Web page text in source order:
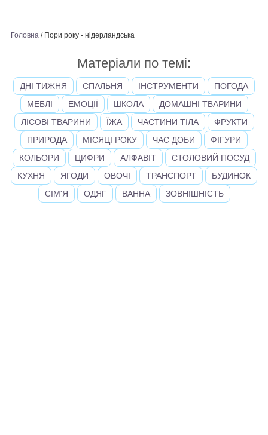
Головна / Пори року - нідерландська
Матеріали по темі:
ДНІ ТИЖНЯ СПАЛЬНЯ ІНСТРУМЕНТИ
ПОГОДА
МЕБЛІ
ЕМОЦІЇ ШКОЛА
ДОМАШНІ ТВАРИНИ
ЛІСОВІ ТВАРИНИ
ЇЖА ЧАСТИНИ ТІЛА
ФРУКТИ
ПРИРОДА
МІСЯЦІ РОКУ ЧАС ДОБИ
ФІГУРИ
КОЛЬОРИ
ЦИФРИ АЛФАВІТ
СТОЛОВИЙ ПОСУД
КУХНЯ
ЯГОДИ ОВОЧІ ТРАНСПОРТ
БУДИНОК
СІМ'Я
ОДЯГ ВАННА ЗОВНІШНІСТЬ